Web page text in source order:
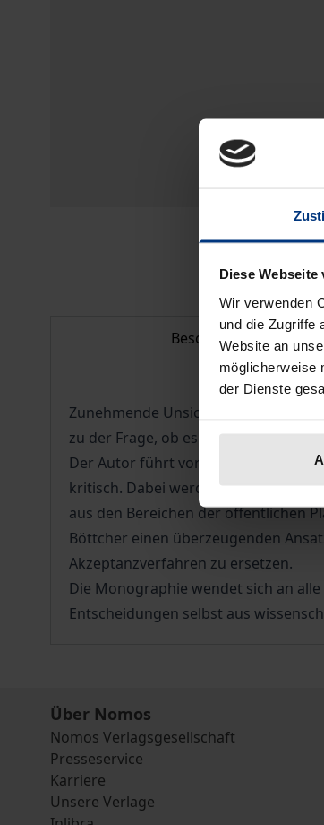
Diese
Wir verwenden
und die Zugriffe
Website an
möglicherweise
der Dienste
Beschreibung
Zunehmende Unsicherheit über die
zu der Frage, ob es problem- und
Der Autor führt vor diesem
kritisch. Dabei werden die Ursachen
aus den Bereichen der öffentlichen
Böttcher einen überzeugenden
Akzeptanzverfahren zu ersetzen.
Die Monographie wendet sich an
Entscheidungen selbst aus
Über Nomos
Nomos Verlagsgesellschaft
Presseservice
Karriere
Unsere Verlage